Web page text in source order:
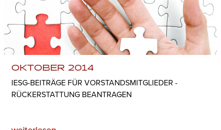
OKTOBER 2014
IESG-BEITRÄGE FÜR VORSTANDSMITGLIEDER -
RÜCKERSTATTUNG BEANTRAGEN